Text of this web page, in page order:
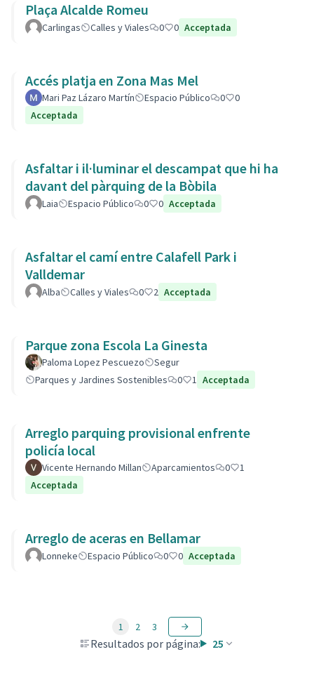
Plaça Alcalde Romeu
Carlingas Calles y Viales 0 0 Acceptada
Accés platja en Zona Mas Mel
Mari Paz Lázaro Martín Espacio Público 0
0
Acceptada
Asfaltar i il·luminar el descampat que hi ha
davant del pàrquing de la Bòbila
Laia Espacio Público 0 0 Acceptada
Asfaltar el camí entre Calafell Park i
Valldemar
Alba Calles y Viales 0 2 Acceptada
Parque zona Escola La Ginesta
Paloma Lopez Pescuezo
Segur
Parques y Jardines Sostenibles
0 1 Acceptada
Arreglo parquing provisional enfrente
policía local
Vicente Hernando Millan Aparcamientos 0
1
Acceptada
Arreglo de aceras en Bellamar
Lonneke Espacio Público 0 0 Acceptada
Resultados por página: 25
1 2 3